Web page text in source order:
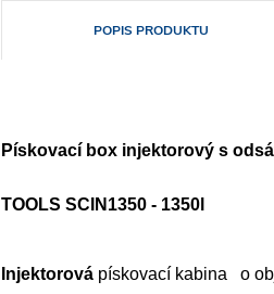
POPIS PRODUKTU
Pískovací box injektorový s
TOOLS SCIN1350 - 1350l
Injektorová pískovací kabina o